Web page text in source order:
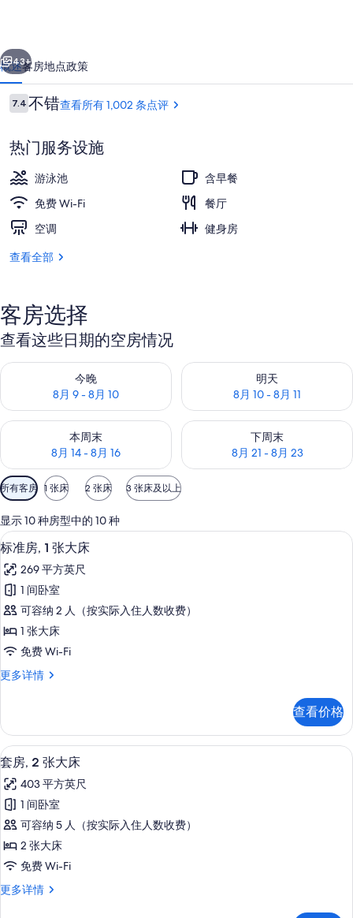
捷
假
日
酒
店
及
套
房
拿
的
照
片
在附近的私人海滩、小屋（收费）、
个 下一个
43+
概述客房地点政策
点
评
7.47.4/10
不错查看所有 1,002 条点评
热门服务设施
游泳池
含早餐
免费 Wi-Fi
餐厅
空调
健身房
查看全部
客房选择
查看这些日期的空房情况
今晚
8月 9 - 8月 10
查看今晚的空房情况：8月 9 - 8月 10
明天
8月 10 - 8月 11
查看明天的空房情况：8月 10 -
本周末
8月 14 - 8月 16
查看本周末的空房情况：8月 14 - 8月 16
下周末
8月 21 - 8月 23
查看下周末的空房情况：8月
可
用
的
客
房
筛
选
条
所有客房 1 张床 2 张床 3 张床及以上
显示 10 种房型中的 10 种
显
示
标
准
房,
1
张
大
的
所
有
照
片
客房内保险箱、办公桌、笔记本电脑
5
标准房, 1 张大床
269 平方英尺
1 间卧室
可容纳 2 人（按实际入住人数收费）
1 张大床
免费 Wi-Fi
更多详情
标
张
大
床
多
信
息
查看价格
显
示
套
房,
2
张
大
床
套房, 2 张大床 | 客房内保险箱、办公
7
套房, 2 张大床
403 平方英尺
1 间卧室
可容纳 5 人（按实际入住人数收费）
2 张大床
免费 Wi-Fi
更多详情
套